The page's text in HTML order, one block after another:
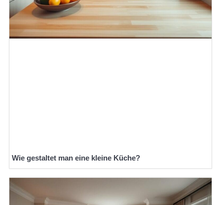
Wie gestaltet man eine kleine Küche?